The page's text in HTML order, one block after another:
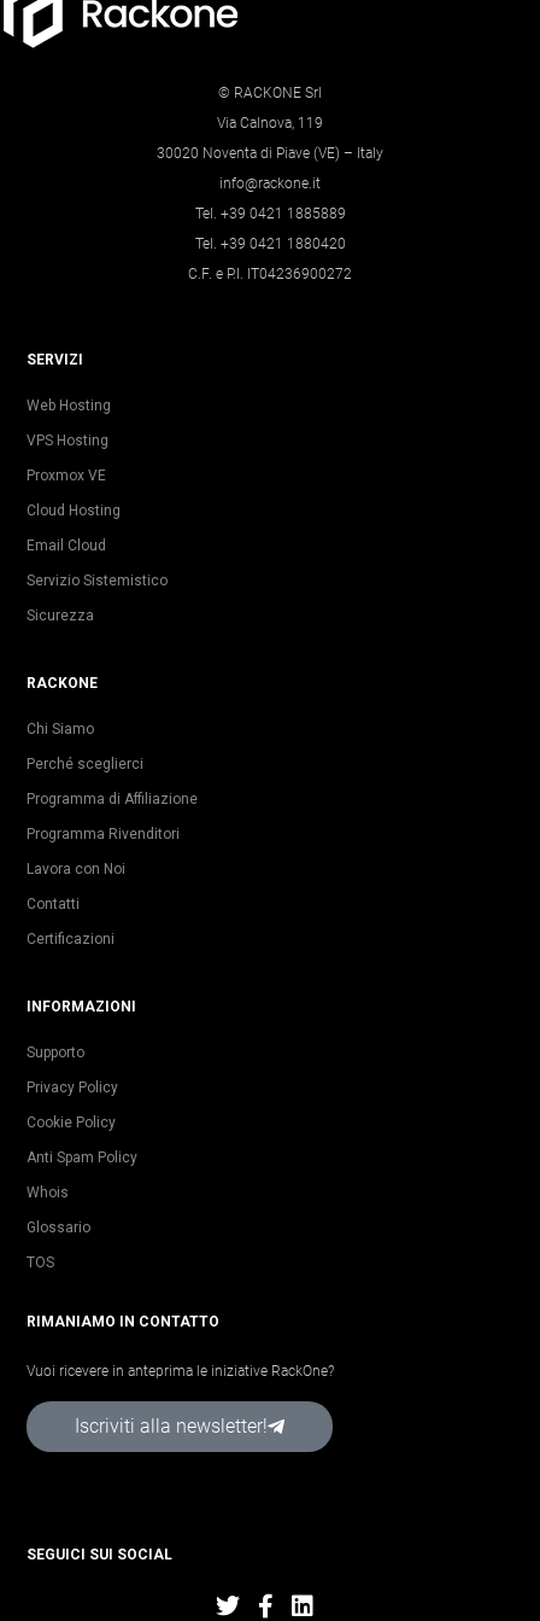
© RACKONE Srl
Via Calnova, 119
30020 Noventa di Piave (VE) – Italy
info@rackone.it
Tel. +39 0421 1885889
Tel. +39 0421 1880420
C.F. e P.I. IT04236900272
SERVIZI
Web Hosting
VPS Hosting
Proxmox VE
Cloud Hosting
Email Cloud
Servizio Sistemistico
Sicurezza
RACKONE
Chi Siamo
Perché sceglierci
Programma di Affiliazione
Programma Rivenditori
Lavora con Noi
Contatti
Certificazioni
INFORMAZIONI
Supporto
Privacy Policy
Cookie Policy
Anti Spam Policy
Whois
Glossario
TOS
RIMANIAMO IN CONTATTO
Vuoi ricevere in anteprima le iniziative RackOne?
Iscriviti alla newsletter!
SEGUICI SUI SOCIAL